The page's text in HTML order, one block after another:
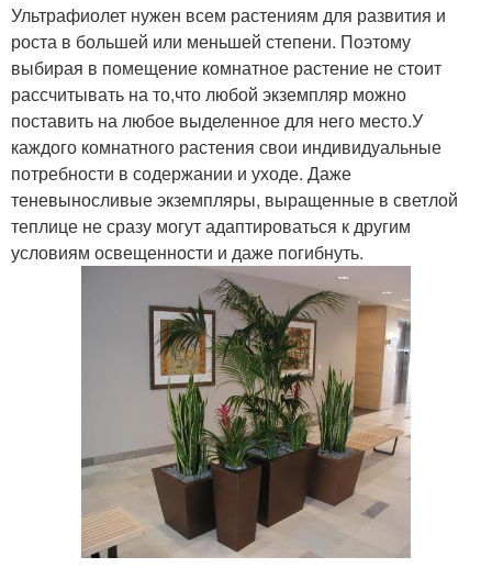
Ультрафиолет нужен всем растениям для развития и
роста в большей или меньшей степени. Поэтому
выбирая в помещение комнатное растение не стоит
рассчитывать на то,что любой экземпляр можно
поставить на любое выделенное для него место.У
каждого комнатного растения свои индивидуальные
потребности в содержании и уходе. Даже
теневыносливые экземпляры, выращенные в светлой
теплице не сразу могут адаптироваться к другим
условиям освещенности и даже погибнуть.